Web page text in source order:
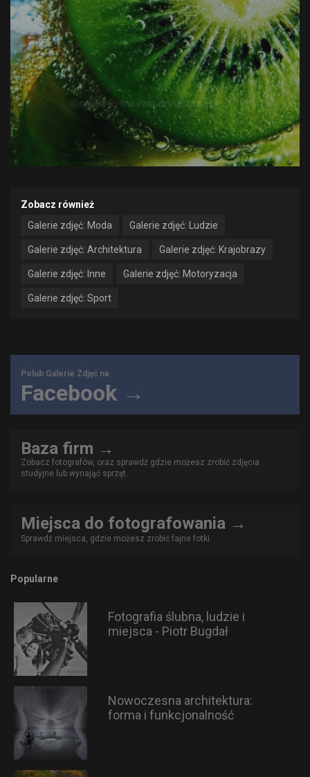
Zobacz również
Galerie zdjęć: Moda
Galerie zdjęć: Ludzie
Galerie zdjęć: Architektura Galerie zdjęć: Krajobrazy
Galerie zdjęć: Inne Galerie zdjęć: Motoryzacja
Galerie zdjęć: Sport
Polub Galerie Zdjęć na
Facebook →
Baza firm →
Zobacz fotografów, oraz sprawdź gdzie możesz zrobić zdjęcia
studyjne lub wynająć sprzęt.
Miejsca do fotografowania →
Sprawdź miejsca, gdzie możesz zrobić fajne fotki.
Popularne
Fotografia ślubna, ludzie i
miejsca - Piotr Bugdał
Nowoczesna architektura:
forma i funkcjonalność